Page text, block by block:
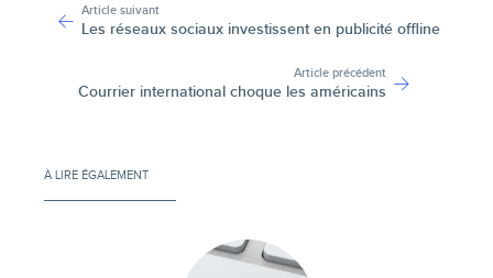
Article suivant
Les réseaux sociaux investissent en publicité offline
Article précédent
Courrier international choque les américains
À LIRE ÉGALEMENT